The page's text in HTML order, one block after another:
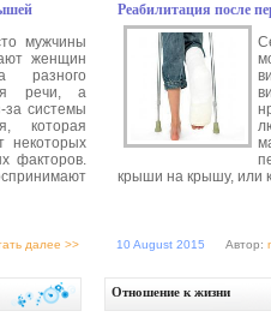
мужчины
женщин
разного
речи, а
за системы
которая
некоторых
факторов.
далее >>
Реабилитация после
крыши на крышу, или
10 August 2015 Автор:
Отношение к жизни